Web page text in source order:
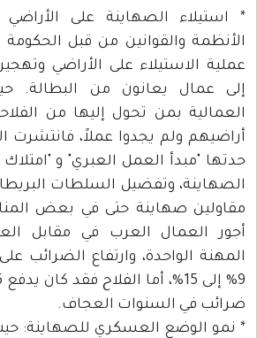
* استيلاء الصهاينة على
الأنظمة والقوانين من قبل الحكومة
عملية الاستيلاء على الأراضي
إلى عمال يعانون من البطالة.
العمالية بمن تحول إليها من
أراضيهم ولم يجدوا عملاً، فانتشرت
حدتها "مبدأ العمل العبري" و
الصهاينة، وتفضيل السلطات
مقاولين صهاينة حتى في بعض
أجور العمال العرب في مقابل
المهنة الواحدة، وارتفاع الضرائب
ضرائب في السنوات العجاف.
* نمو الوضع العسكري للصهاينة: